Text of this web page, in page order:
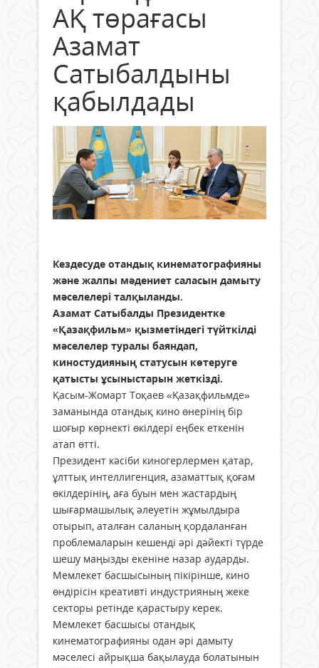
АҚ төрағасы
Азамат
Сатыбалдыны
қабылдады
Кездесуде отандық кинематографияны
және жалпы мәдениет саласын дамыту
мәселелері талқыланды.
Азамат Сатыбалды Президентке
«Қазақфильм» қызметіндегі түйткілді
мәселелер туралы баяндап,
киностудияның статусын көтеруге
қатысты ұсыныстарын жеткізді.
Қасым-Жомарт Тоқаев «Қазақфильмде»
заманында отандық кино өнерінің бір
шоғыр көрнекті өкілдері еңбек еткенін
атап өтті.
Президент кәсіби киногерлермен қатар,
ұлттық интеллигенция, азаматтық қоғам
өкілдерінің, аға буын мен жастардың
шығармашылық әлеуетін жұмылдыра
отырып, аталған саланың қордаланған
проблемаларын кешенді әрі дәйекті түрде
шешу маңызды екеніне назар аударды.
Мемлекет басшысының пікірінше, кино
өндірісін креативті индустрияның жеке
секторы ретінде қарастыру керек.
Мемлекет басшысы отандық
кинематографияны одан әрі дамыту
мәселесі айрықша бақылауда болатынын